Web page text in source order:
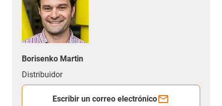
Borisenko Martin
Distribuidor
Escribir un correo electrónico